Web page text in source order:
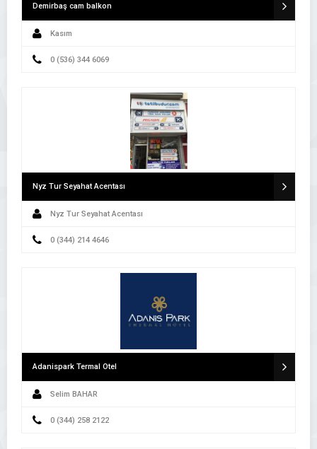
Demirbaş cam balkon
Kasım
0 (536) 344 6069
Nyz Tur Seyahat Acentası
Nyz Tur Seyahat Acentası
0 (344) 214 4646
Adanispark Termal Otel
Selim BAHAR
0 (344) 258 2122